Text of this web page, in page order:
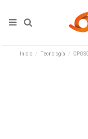
Inicio Tecnología